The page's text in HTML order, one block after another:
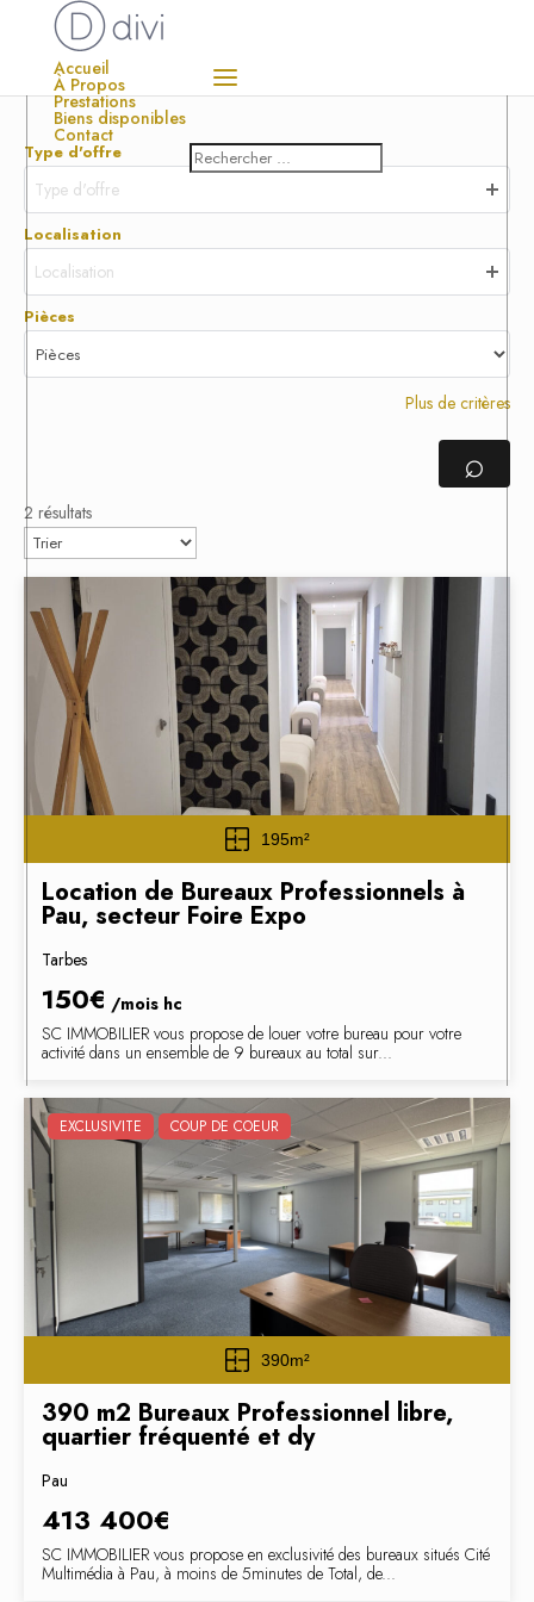
Accueil
À Propos
Prestations
Biens disponibles
Contact
Type d'offre
Type d'offre
Localisation
Localisation
Pièces
Plus de critères
⌕
2 résultats
195m²
Location de Bureaux Professionnels à
Pau, secteur Foire Expo
Tarbes
150€ /mois hc
SC IMMOBILIER vous propose de louer votre bureau pour votre
activité dans un ensemble de 9 bureaux au total sur...
EXCLUSIVITE COUP DE COEUR
390m²
390 m2 Bureaux Professionnel libre,
quartier fréquenté et dy
Pau
413 400€
SC IMMOBILIER vous propose en exclusivité des bureaux situés Cité
Multimédia à Pau, à moins de 5minutes de Total, de...